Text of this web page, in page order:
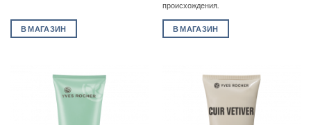
В МАГАЗИН
происхождения.
В МАГАЗИН